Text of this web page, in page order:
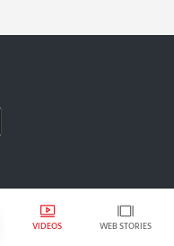
VIDEOS WEB STORIES